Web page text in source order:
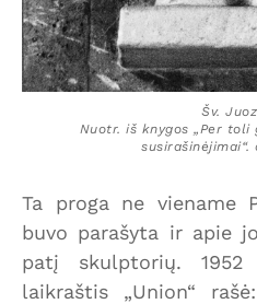
Šv.
Nuotr. iš knygos „Per toli
susirašinėjimai“.
Ta proga ne viename
buvo parašyta ir apie
patį skulptorių.
laikraštis „Union“